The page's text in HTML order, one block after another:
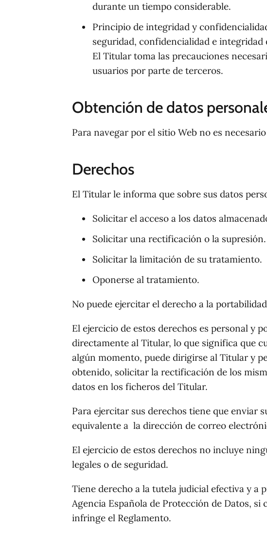
durante un tiempo considerable.
Principio de integridad y
seguridad, confidencialidad e integridad
El Titular toma las precauciones
usuarios por parte de terceros.
Obtención de datos
Para navegar por el sitio Web no es
Derechos
El Titular le informa que sobre sus datos
Solicitar el acceso a los datos
Solicitar una rectificación o la supresión.
Solicitar la limitación de su tratamiento.
Oponerse al tratamiento.
No puede ejercitar el derecho a la
El ejercicio de estos derechos es personal y
directamente al Titular, lo que significa que
algún momento, puede dirigirse al Titular y
obtenido, solicitar la rectificación de los
datos en los ficheros del Titular.
Para ejercitar sus derechos tiene que enviar
equivalente a la dirección de correo
El ejercicio de estos derechos no incluye
legales o de seguridad.
Tiene derecho a la tutela judicial efectiva y a
Agencia Española de Protección de Datos,
infringe el Reglamento.